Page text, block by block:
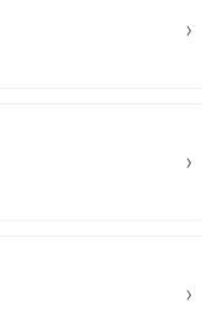
›
›
›